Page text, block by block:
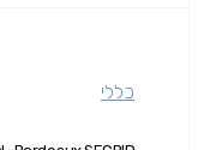
כללי